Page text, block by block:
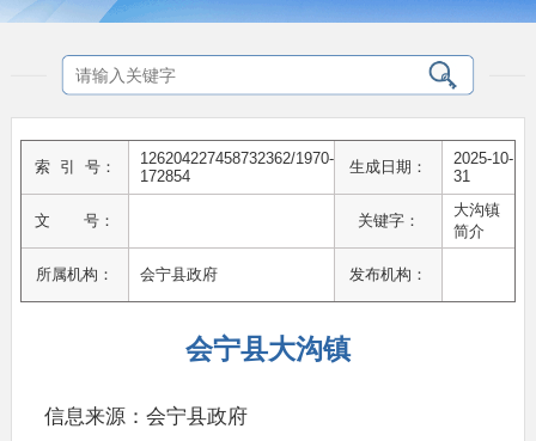
索 引 号：
126204227458732362/1970-
172854
生成日期：
2025-10-
31
文 号： 关键字：
大沟镇
简介
所属机构： 会宁县政府 发布机构：
会宁县大沟镇
信息来源：会宁县政府